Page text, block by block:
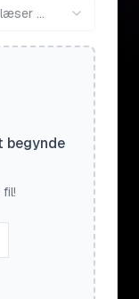
...
begynde